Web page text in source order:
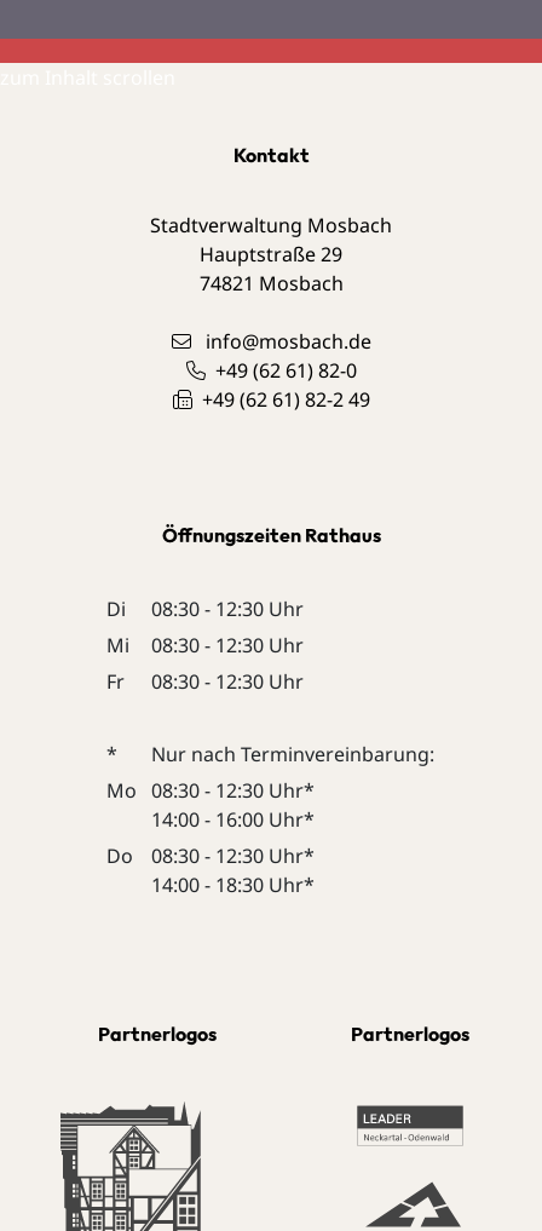
Kontakt
Stadtverwaltung Mosbach
Hauptstraße 29
74821 Mosbach
info@mosbach.de
+49 (62 61) 82-0
+49 (62 61) 82-2 49
Öffnungszeiten Rathaus
Di
08:30 - 12:30 Uhr
Mi
08:30 - 12:30 Uhr
Fr
08:30 - 12:30 Uhr
*
Nur nach Terminvereinbarung:
Mo 08:30 - 12:30 Uhr*
14:00 - 16:00 Uhr*
Do
08:30 - 12:30 Uhr*
14:00 - 18:30 Uhr*
Partnerlogos Partnerlogos